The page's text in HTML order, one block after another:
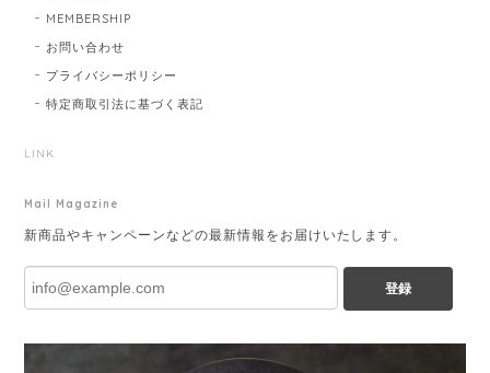
MEMBERSHIP
お問い合わせ
プライバシーポリシー
特定商取引法に基づく表記
LINK
Mail Magazine
新商品やキャンペーンなどの最新情報をお届けいたします。
登録